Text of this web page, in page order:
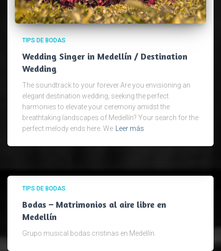
TIPS DE BODAS
Wedding Singer in Medellín / Destination
Wedding
The soundtrack to your forever Are you envisioning an
elegant destination wedding, seeking the perfect
harmonies to elevate your ceremony amidst the
breathtaking landscapes of Medellín? Your search for the
perfect melody ends here. We
Leer más
TIPS DE BODAS
Bodas – Matrimonios al aire libre en
Medellín
Grupo musical bodas cristinas en Medellín.